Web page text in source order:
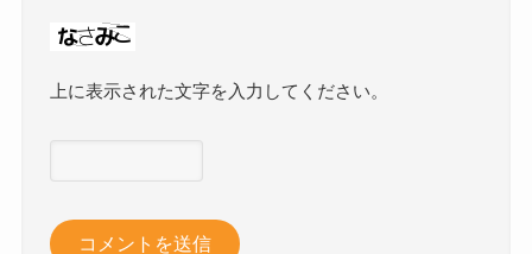
上に表示された文字を入力してください。